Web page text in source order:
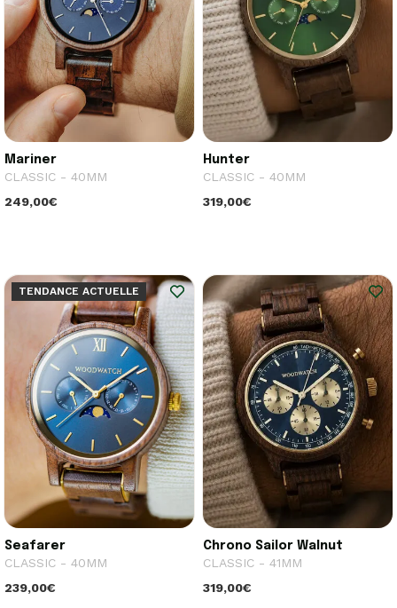
Mariner
CLASSIC - 40MM
249,00€
Hunter
CLASSIC - 40MM
319,00€
TENDANCE ACTUELLE
Seafarer
CLASSIC - 40MM
239,00€
Chrono Sailor Walnut
CLASSIC - 41MM
319,00€